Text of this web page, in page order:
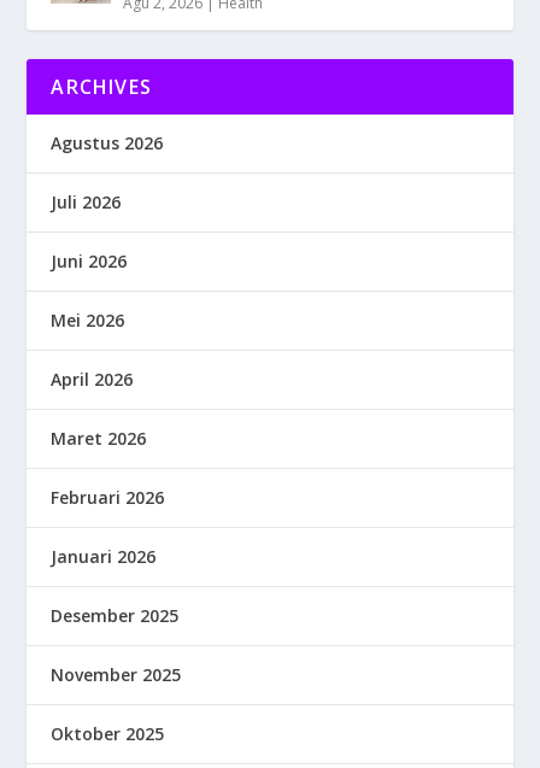
ARCHIVES
Agustus 2026
Juli 2026
Juni 2026
Mei 2026
April 2026
Maret 2026
Februari 2026
Januari 2026
Desember 2025
November 2025
Oktober 2025